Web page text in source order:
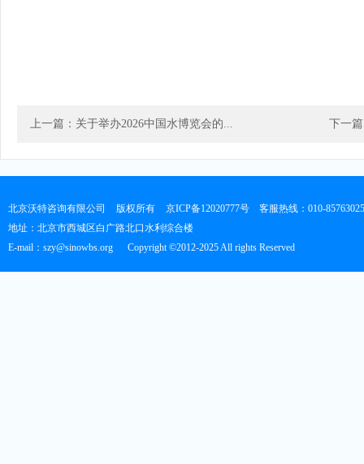
上一篇：关于举办2026中国水博览会的... 下一
北京沃特咨询有限公司 版权所有 京ICP备12020777号 客服热线：010-85763025
地址：北京市西城区白广路北口水利综合楼
E-mail：szy@sinowbs.org
Copyright ©2012-2025 All rights Reserved